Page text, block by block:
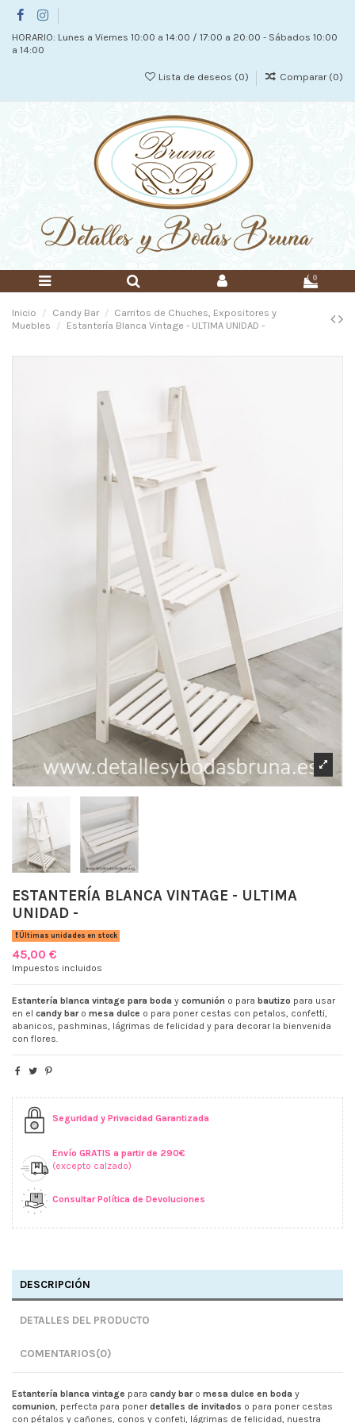
HORARIO: Lunes a Viernes 10:00 a 14:00 / 17:00 a 20:00 - Sábados 10:00
a 14:00
Lista de deseos (0) Comparar (0)
0
Inicio Candy Bar
Carritos de Chuches, Expositores y
Muebles
Estantería Blanca Vintage - ULTIMA UNIDAD -
ESTANTERÍA BLANCA VINTAGE - ULTIMA
UNIDAD -
Últimas unidades en stock
45,00 €
Impuestos incluidos
Estantería blanca vintage para boda y comunión o para bautizo para usar
en el candy baro mesa dulce o para poner cestas con petalos, confetti,
abanicos, pashminas, lágrimas de felicidad y para decorar la bienvenida
con flores.
Seguridad y Privacidad Garantizada
Envío GRATIS a partir de 290€
(excepto calzado)
Consultar Política de Devoluciones
DESCRIPCIÓN
DETALLES DEL PRODUCTO
COMENTARIOS(0)
Estantería blanca vintage para candy baro mesa dulce en boda y
comunion, perfecta para ponerdetalles de invitados o para poner cestas
con pétalos y cañones, conos y confeti, lágrimas de felicidad, nuestra